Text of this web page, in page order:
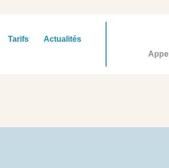
Tarifs
Actualités